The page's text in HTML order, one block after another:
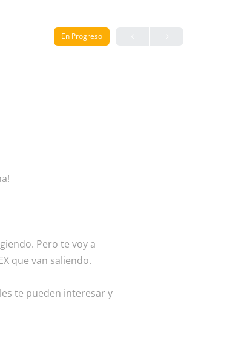
En Progreso
Pero te voy a
que van saliendo.
te pueden interesar y